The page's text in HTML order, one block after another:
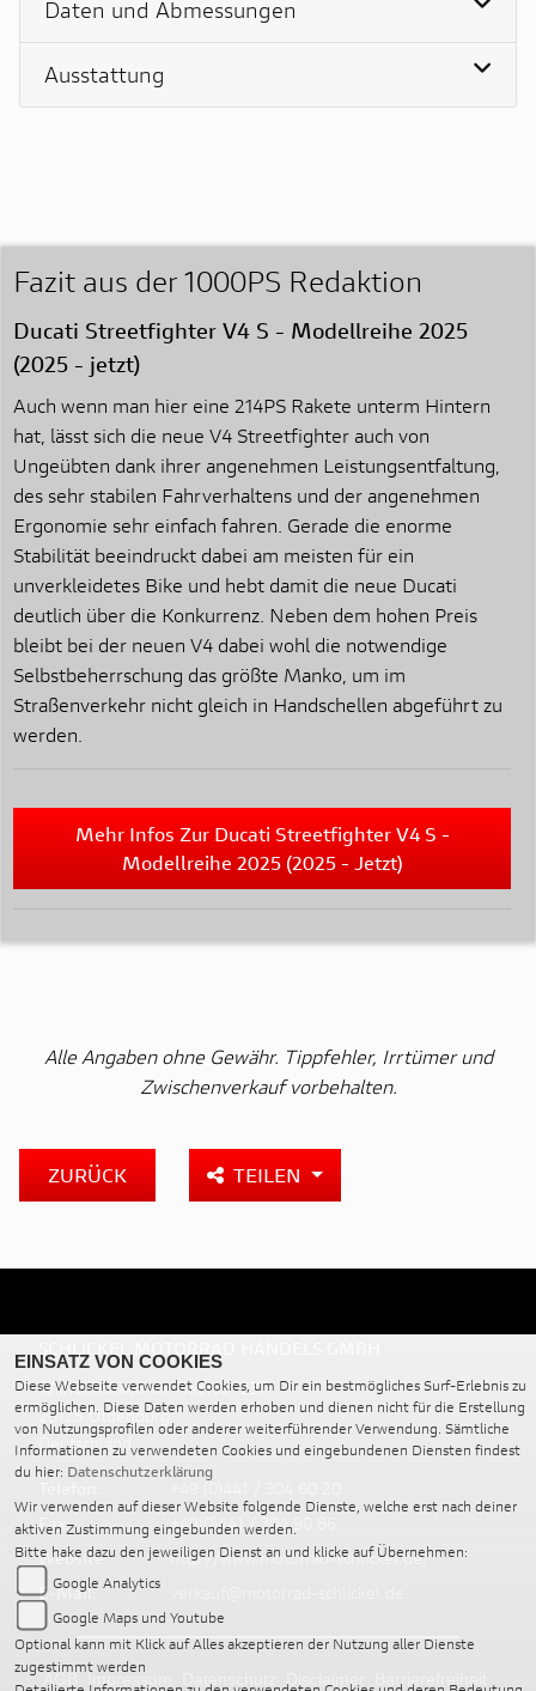
Daten und Abmessungen
Ausstattung
Fazit aus der 1000PS Redaktion
Ducati Streetfighter V4 S - Modellreihe 2025
(2025 - jetzt)
Auch wenn man hier eine 214PS Rakete unterm Hintern
hat, lässt sich die neue V4 Streetfighter auch von
Ungeübten dank ihrer angenehmen Leistungsentfaltung,
des sehr stabilen Fahrverhaltens und der angenehmen
Ergonomie sehr einfach fahren. Gerade die enorme
Stabilität beeindruckt dabei am meisten für ein
unverkleidetes Bike und hebt damit die neue Ducati
deutlich über die Konkurrenz. Neben dem hohen Preis
bleibt bei der neuen V4 dabei wohl die notwendige
Selbstbeherrschung das größte Manko, um im
Straßenverkehr nicht gleich in Handschellen abgeführt zu
werden.
Mehr Infos Zur Ducati Streetfighter V4 S -
Modellreihe 2025 (2025 - Jetzt)
Alle Angaben ohne Gewähr. Tippfehler, Irrtümer und
Zwischenverkauf vorbehalten.
ZURÜCK TEILEN
Wilhelmshavener Heerstr. 237
26125 Oldenburg
Deutschland
+49 (0)441 / 304 60 20
Fax:
+49(0)441 / 304 90 86
Website:
http://www.motorrad-schlickel.de/
E-Mail:
EINSATZ VON COOKIES
Diese Webseite verwendet Cookies, um Dir ein bestmögliches Surf-Erlebnis zu
ermöglichen. Diese Daten werden erhoben und dienen nicht für die Erstellung
von Nutzungsprofilen oder anderer weiterführender Verwendung. Sämtliche
Informationen zu verwendeten Cookies und eingebundenen Diensten findest
du hier: Datenschutzerklärung
Wir verwenden auf dieser Website folgende Dienste, welche erst nach deiner
aktiven Zustimmung eingebunden werden.
Bitte hake dazu den jeweiligen Dienst an und klicke auf Übernehmen:
Google Analytics
Google Maps und Youtube
Optional kann mit Klick auf Alles akzeptieren der Nutzung aller Dienste
zugestimmt werden